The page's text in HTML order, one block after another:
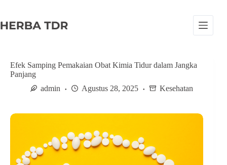
i
c
o
t
Efek Samping Pemakaian Obat Kimia Tidur dalam Jangka
Panjang
admin
Agustus 28, 2025 Kesehatan